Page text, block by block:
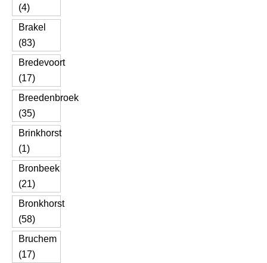
(4)
Brakel
(83)
Bredevoort
(17)
Breedenbroek
(35)
Brinkhorst
(1)
Bronbeek
(21)
Bronkhorst
(58)
Bruchem
(17)